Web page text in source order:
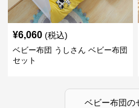
¥6,060 (税込)
ベビー布団 うしさん ベビー布団
セット
ベビー布団の